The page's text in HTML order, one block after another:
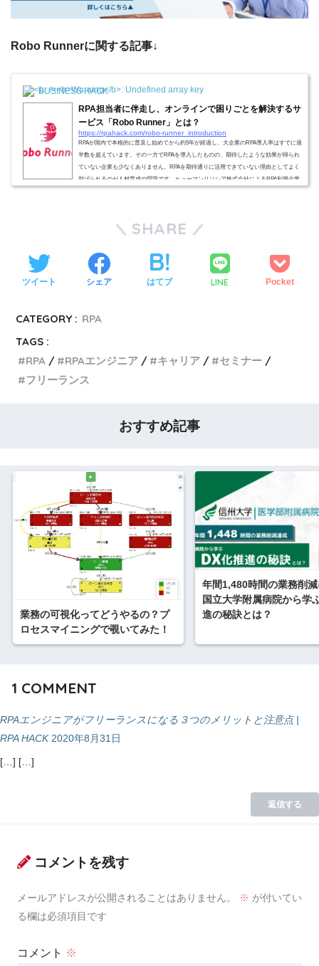
Robo Runnerに関する記事↓
BUSINESS HACK
RPA担当者に伴走し、オンラインで困りごとを解決するサ
ービス「Robo Runner」とは？
https://rpahack.com/robo-runner_introduction
RPAが国内で本格的に普及し始めてから約5年が経過し、大企業のRPA導入率はすでに過
半数を超えています。その一方でRPAを導入したものの、期待したような効果が得られ
ていない企業も少なくありません。RPAを期待通りに活用できていない理由としてよく
挙げられるのが人材育成の問題です。ヒューマンリソシア株式会社によるRPA利用企業
SHARE
ツイート シェア はてブ LINE Pocket
CATEGORY : RPA
TAGS :
RPA
RPAエンジニア キャリア
セミナー
フリーランス
おすすめ記事
業務の可視化ってどうやるの？プ
ロセスマイニングで覗いてみた！
年間1,480時間の業務削
国立大学附属病院から学
進の秘訣とは？
1 COMMENT
RPAエンジニアがフリーランスになる３つのメリットと注意点 |
RPA HACK 2020年8月31日
[…] […]
返信する
コメントを残す
メールアドレスが公開されることはありません。 ※ が付いてい
る欄は必須項目です
コメント ※